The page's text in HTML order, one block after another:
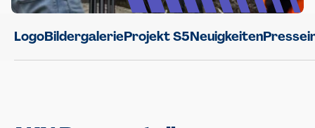
LogoBildergalerieProjekt S5Neuigkeiten